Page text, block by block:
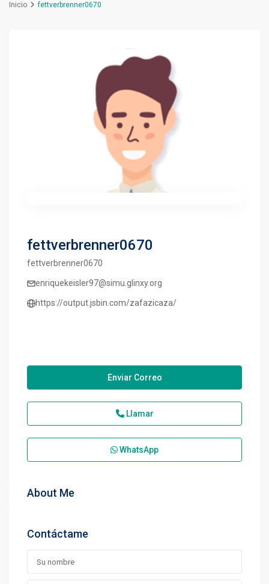
Inicio fettverbrenner0670
fettverbrenner0670
fettverbrenner0670
enriquekeisler97@simu.glinxy.org
https://output.jsbin.com/zafazicaza/
Enviar Correo
Llamar
WhatsApp
About Me
Contáctame